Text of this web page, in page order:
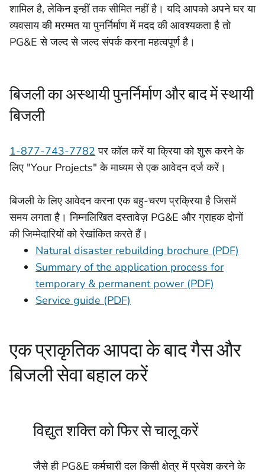
शामिल है, लेकिन इन्हीं तक सीमित नहीं है। यदि आपको अपने घर या
व्यवसाय की मरम्मत या पुनर्निर्माण में मदद की आवश्यकता है तो
PG&E से जल्द से जल्द संपर्क करना महत्वपूर्ण है।
बिजली का अस्थायी पुनर्निर्माण और बाद में स्थायी
बिजली
1-877-743-7782 पर कॉल करें या क्रिया को शुरू करने के
लिए "Your Projects" के माध्यम से एक आवेदन दर्ज करें।
बिजली के लिए आवेदन करना एक बहु-चरण प्रक्रिया है जिसमें
समय लगता है। निम्नलिखित दस्तावेज़ PG&E और ग्राहक दोनों
की जिम्मेदारियों को रेखांकित करते हैं।
Natural disaster rebuilding brochure (PDF)
Summary of the application process for
temporary & permanent power (PDF)
Service guide (PDF)
एक प्राकृतिक आपदा के बाद गैस और
बिजली सेवा बहाल करें
विद्युत शक्ति को फिर से चालू करें
जैसे ही PG&E कर्मचारी दल किसी क्षेत्र में प्रवेश करने के